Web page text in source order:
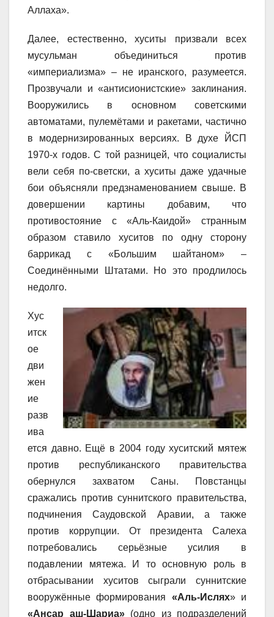
Аллаха».
Далее, естественно, хуситы призвали всех
мусульман объединиться против
«империализма» – не иранского, разумеется.
Прозвучали и «антисионистские» заклинания.
Вооружились в основном советскими
автоматами, пулемётами и ракетами, частично
в модернизированных версиях. В духе ЙСП
1970-х годов. С той разницей, что социалисты
вели себя по-светски, а хуситы даже удачные
бои объясняли предзнаменованием свыше. В
довершении картины добавим, что
противостояние с «Аль-Каидой» странным
образом ставило хуситов по одну сторону
баррикад с «Большим шайтаном» –
Соединёнными Штатами. Но это продлилось
недолго.
Хус
итск
ое
дви
жен
ие
разв
ива
ется давно. Ещё в 2004 году хуситский мятеж
против республиканского правительства
обернулся захватом Саны. Повстанцы
сражались против суннитского правительства,
подчинения Саудовской Аравии, а также
против коррупции. От президента Салеха
потребовались серьёзные усилия в
подавлении мятежа. И то основную роль в
отбрасывании хуситов сыграли суннитские
вооружённые формирования «Аль-Ислях» и
«Ансар аш-Шариа»(одно из подразделений